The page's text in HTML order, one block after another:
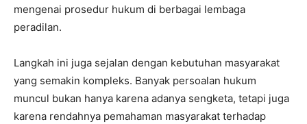
mengenai prosedur hukum di berbagai lembaga
peradilan.
Langkah ini juga sejalan dengan kebutuhan masyarakat
yang semakin kompleks. Banyak persoalan hukum
muncul bukan hanya karena adanya sengketa, tetapi juga
karena rendahnya pemahaman masyarakat terhadap